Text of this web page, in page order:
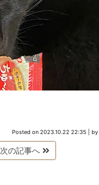
Posted on 2023.10.22 22:35 by
次の記事へ